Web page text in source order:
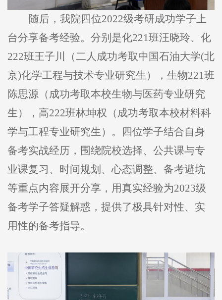
随后，我院四位2022级考研成功学子上
台分享备考经验。分别是化221班汪晓玲、化
222班王子川（二人成功考取中国石油大学(北
京)化学工程与技术专业研究生），生物221班
陈思源（成功考取本校生物与医药专业研究
生），高222班林坤权（成功考取本校材料科
学与工程专业研究生）。四位学子结合自身
备考实战经历，围绕院校选择、公共课与专
业课复习、时间规划、心态调整、备考避坑
等重点内容展开分享，用真实经验为2023级
备考学子答疑解惑，提供了极具针对性、实
用性的备考指导。